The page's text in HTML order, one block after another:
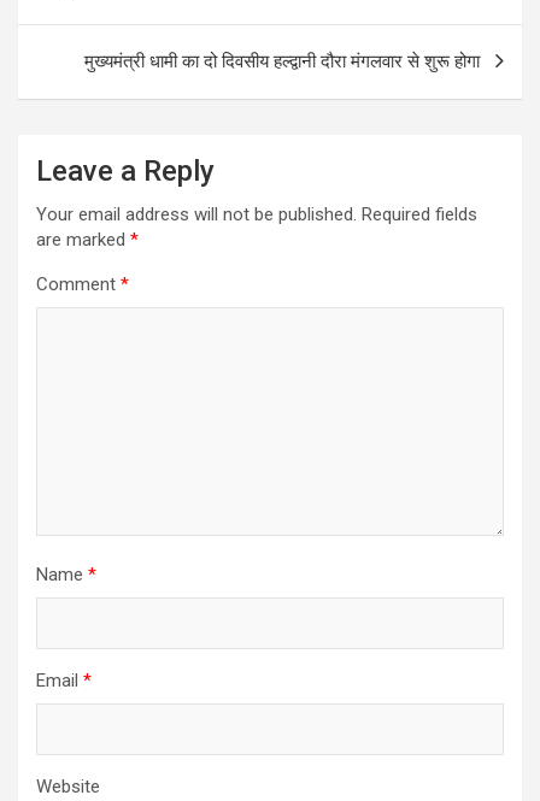
मुख्यमंत्री धामी का दो दिवसीय हल्द्वानी दौरा मंगलवार से शुरू होगा
Leave a Reply
Your email address will not be published. Required fields
are marked *
Comment *
Name *
Email *
Website